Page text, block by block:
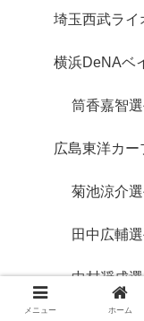
埼玉西武ライ
横浜DeNAベ
筒香嘉智
広島東洋カー
菊池涼介
田中広輔
中村奨成
メニュー ホーム